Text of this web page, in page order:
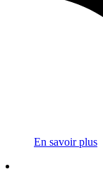
En savoir plus